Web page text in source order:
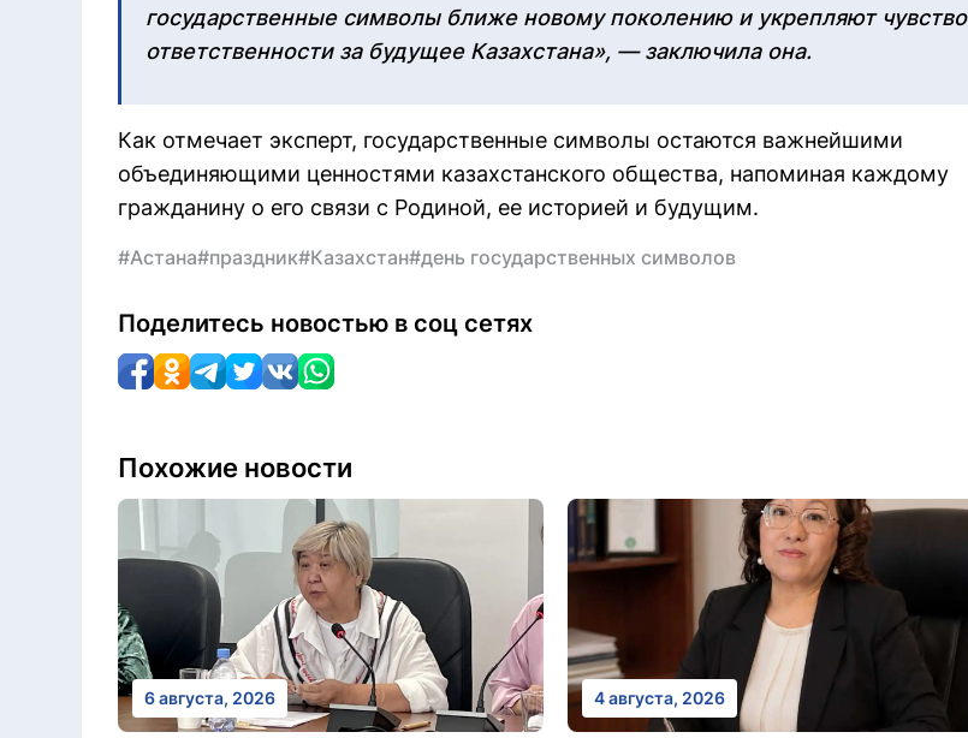
государственные символы ближе новому поколению и укрепляют чувство
ответственности за будущее Казахстана», — заключила она.
Как отмечает эксперт, государственные символы остаются важнейшими
объединяющими ценностями казахстанского общества, напоминая каждому
гражданину о его связи с Родиной, ее историей и будущим.
#Астана#праздник#Казахстан#день государственных символов
Поделитесь новостью в соц сетях
Похожие новости
6 августа, 2026 4 августа, 2026